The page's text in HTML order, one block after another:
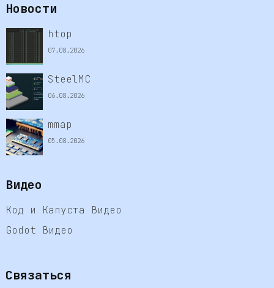
Новости
htop
07.08.2026
SteelMC
06.08.2026
mmap
05.08.2026
Видео
Код и Капуста Видео
Godot Видео
Связаться